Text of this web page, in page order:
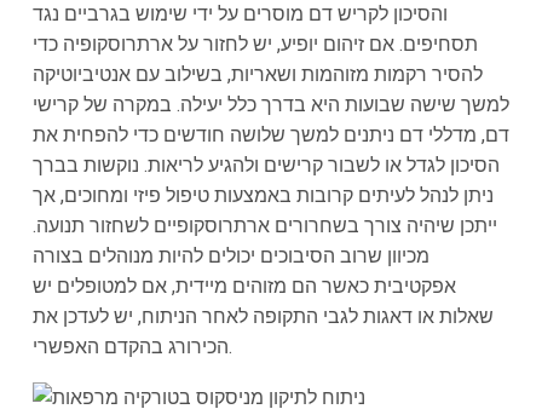
והסיכון לקריש דם מוסרים על ידי שימוש בגרביים נגד
תסחיפים. אם זיהום יופיע, יש לחזור על ארתרוסקופיה כדי
להסיר רקמות מזוהמות ושאריות, בשילוב עם אנטיביוטיקה
למשך שישה שבועות היא בדרך כלל יעילה. במקרה של קרישי
דם, מדללי דם ניתנים למשך שלושה חודשים כדי להפחית את
הסיכון לגדל או לשבור קרישים ולהגיע לריאות. נוקשות בברך
ניתן לנהל לעיתים קרובות באמצעות טיפול פיזי ומחוכים, אך
ייתכן שיהיה צורך בשחרורים ארתרוסקופיים לשחזור תנועה.
מכיוון שרוב הסיבוכים יכולים להיות מנוהלים בצורה
אפקטיבית כאשר הם מזוהים מיידית, אם למטופלים יש
שאלות או דאגות לגבי התקופה לאחר הניתוח, יש לעדכן את
הכירורג בהקדם האפשרי.